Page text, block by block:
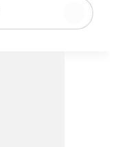
à NE PAS